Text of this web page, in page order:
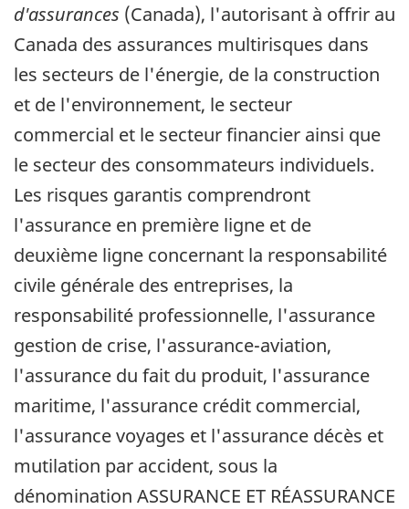
d'assurances (Canada), l'autorisant à offrir au
Canada des assurances multirisques dans
les secteurs de l'énergie, de la construction
et de l'environnement, le secteur
commercial et le secteur financier ainsi que
le secteur des consommateurs individuels.
Les risques garantis comprendront
l'assurance en première ligne et de
deuxième ligne concernant la responsabilité
civile générale des entreprises, la
responsabilité professionnelle, l'assurance
gestion de crise, l'assurance-aviation,
l'assurance du fait du produit, l'assurance
maritime, l'assurance crédit commercial,
l'assurance voyages et l'assurance décès et
mutilation par accident, sous la
dénomination ASSURANCE ET RÉASSURANCE